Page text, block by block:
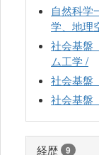
自然科学
学、地理
社会基盤
ム工学 /
社会基盤
社会基盤
経歴 9